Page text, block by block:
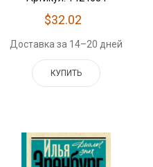
$32.02
Доставка за 14–20 дней
КУПИТЬ